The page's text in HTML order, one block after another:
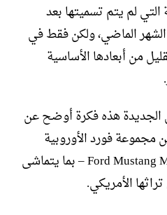
التي لم يتم تسميتها بعد
أيونك 5 رسميًا الشهر الماضي، ولكن فقط في
من أبعادها الأساسية
هذه فكرة أوضح عن
مجموعة فورد الأوروبية
الحالية – بما في ذلك Ford Mustang Mach-E – بما يتماشى
الأمريكي.